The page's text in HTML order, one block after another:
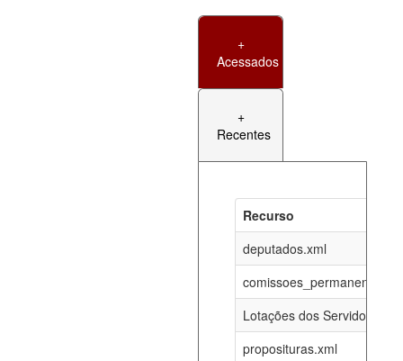
+
Acessados
+
Recentes
Recurso
deputados.xml
Lotações dos Servidores
proposituras.xml
documento_andamento_atual.xml
08-08-
funcionarios_lotacoes.xml